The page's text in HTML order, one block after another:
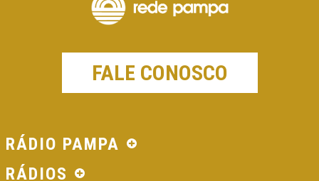
FALE CONOSCO
RÁDIO PAMPA
RÁDIOS